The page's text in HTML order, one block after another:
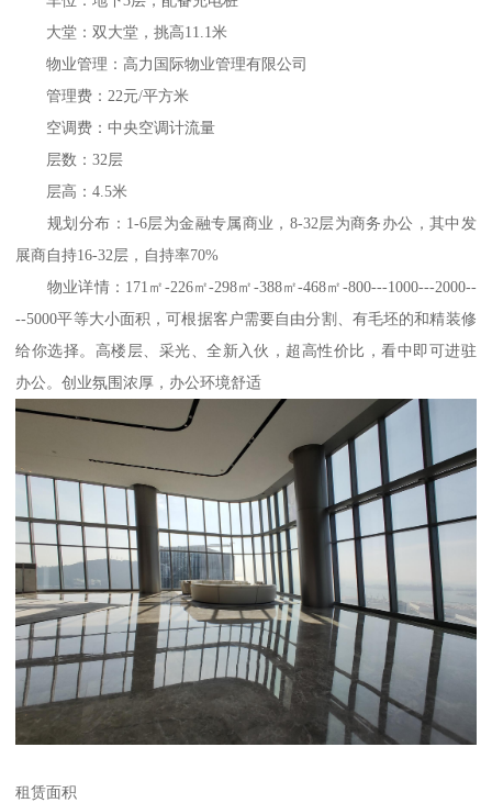
大堂：双大堂，挑高11.1米
物业管理：高力国际物业管理有限公司
管理费：22元/平方米
空调费：中央空调计流量
层数：32层
层高：4.5米
规划分布：1-6层为金融专属商业，8-32层为商务办公，其中发
展商自持16-32层，自持率70%
物业详情：171㎡-226㎡-298㎡-388㎡-468㎡-800---1000---2000--
--5000平等大小面积，可根据客户需要自由分割、有毛坯的和精装修
给你选择。高楼层、采光、全新入伙，超高性价比，看中即可进驻
办公。创业氛围浓厚，办公环境舒适
租赁面积